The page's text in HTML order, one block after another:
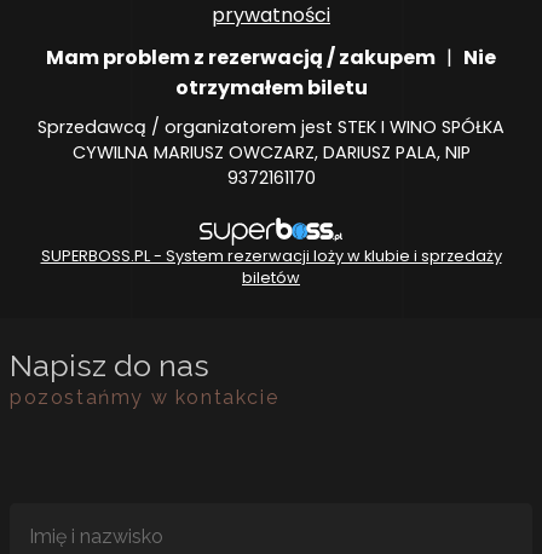
prywatności
Mam problem z rezerwacją / zakupem | Nie
otrzymałem biletu
Sprzedawcą / organizatorem jest STEK I WINO SPÓŁKA
CYWILNA MARIUSZ OWCZARZ, DARIUSZ PALA, NIP
9372161170
SUPERBOSS.PL - System rezerwacji loży w klubie i sprzedaży
biletów
Napisz do nas
pozostańmy w kontakcie